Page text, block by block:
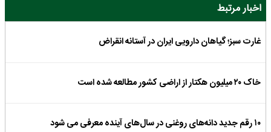
اخبار مرتبط
غارت سبز؛ گیاهان دارویی ایران در آستانه انقراض
خاک ۲۰ میلیون هکتار از اراضی کشور مطالعه شده است
۱۰ رقم جدید دانه‌های روغنی در سال‌های آینده معرفی می شود